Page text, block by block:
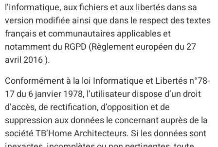
l’informatique, aux fichiers et aux libertés dans sa
version modifiée ainsi que dans le respect des textes
français et communautaires applicables et
notamment du RGPD (Règlement européen du 27
avril 2016 ).
Conformément à la loi Informatique et Libertés n°78-
17 du 6 janvier 1978, l’utilisateur dispose d’un droit
d’accès, de rectification, d’opposition et de
suppression aux données le concernant auprès de la
société TB’Home Architecteurs. Si les données sont